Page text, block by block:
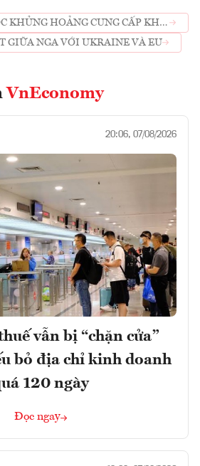
KHỦNG HOẢNG CUNG CẤP KHÍ
GIỮA NGA VỚI UKRAINE VÀ EU
VnEconomy
20:06, 07/08/2026
vẫn bị “chặn cửa”
bỏ địa chỉ kinh doanh
120 ngày
Đọc ngay